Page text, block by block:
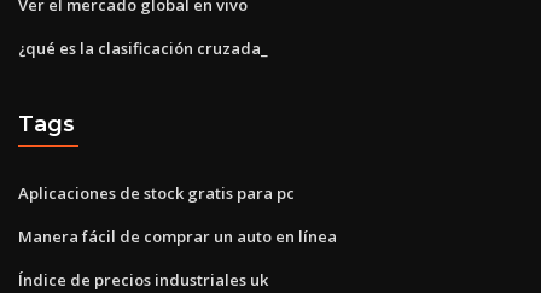
Ver el mercado global en vivo
¿qué es la clasificación cruzada_
Tags
Aplicaciones de stock gratis para pc
Manera fácil de comprar un auto en línea
Índice de precios industriales uk